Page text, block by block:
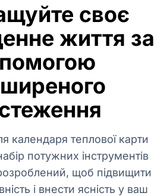
своє
життя за
календаря теплової карти
потужних інструментів
щоб підвищити
і внести ясність у ваш